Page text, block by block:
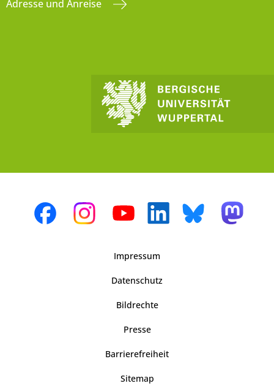
Adresse und Anreise
Impressum
Datenschutz
Bildrechte
Presse
Barrierefreiheit
Sitemap